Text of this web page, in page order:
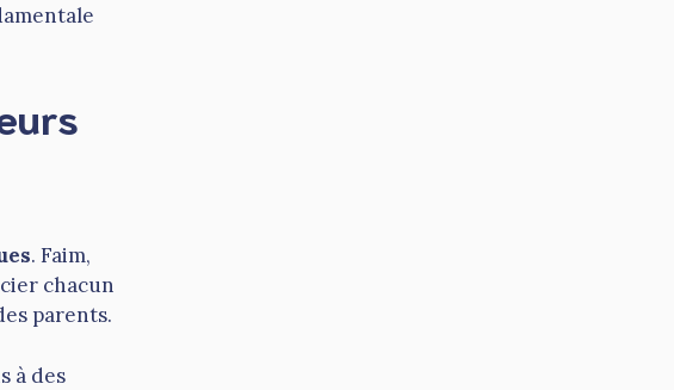
. Faim,
chacun
parents.
à des